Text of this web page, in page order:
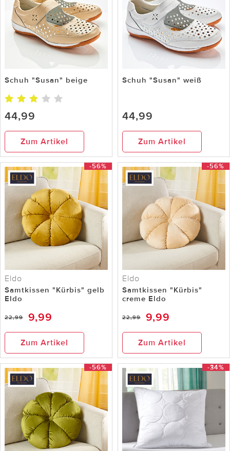
Schuh "Susan" beige
44,99
Zum Artikel
Schuh "Susan" weiß
44,99
Zum Artikel
-56%
Eldo
Samtkissen "Kürbis" gelb
Eldo
22,99 9,99
Zum Artikel
-56%
Eldo
Samtkissen "Kürbis"
creme Eldo
22,99 9,99
Zum Artikel
-56% -34%